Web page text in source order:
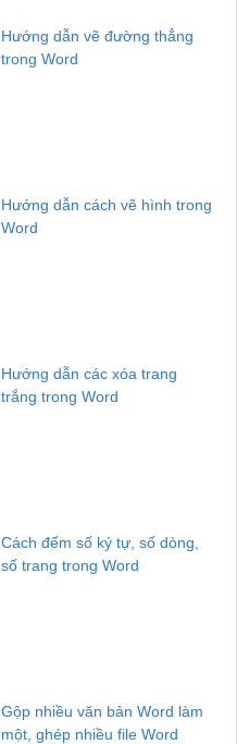
Hướng dẫn vẽ đường thẳng
trong Word
Hướng dẫn cách vẽ hình trong
Word
Hướng dẫn các xóa trang
trắng trong Word
Cách đếm số ký tự, số dòng,
số trang trong Word
Gộp nhiều văn bản Word làm
một, ghép nhiều file Word